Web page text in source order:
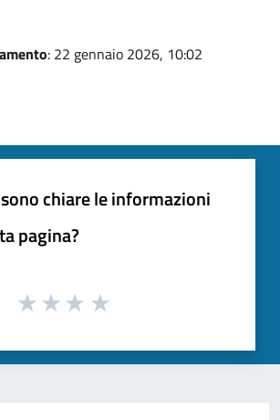
: 22 gennaio 2026, 10:02
chiare le informazioni
pagina?